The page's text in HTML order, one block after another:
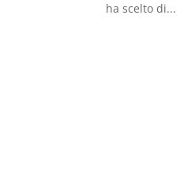
ha scelto di...